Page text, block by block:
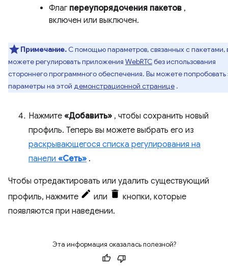
Флаг переупорядочения пакетов ,
включен или выключен.
Примечание. С помощью параметров, связанных с пакетами,
можете регулировать приложения WebRTCбез использования
стороннего программного обеспечения. Вы можете попробовать
параметры на этой демонстрационной странице .
Нажмите «Добавить» , чтобы сохранить новый
профиль. Теперь вы можете выбрать его из
раскрывающегося списка регулирования на
панели «Сеть» .
Чтобы отредактировать или удалить существующий
профиль, нажмите
или
кнопки, которые
появляются при наведении.
Эта информация оказалась полезной?